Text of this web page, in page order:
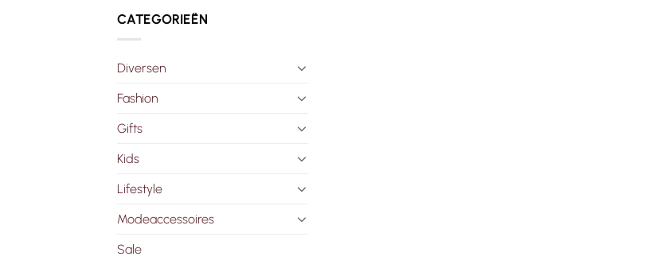
CATEGORIEËN
Diversen
Fashion
Gifts
Kids
Lifestyle
Modeaccessoires
Sale